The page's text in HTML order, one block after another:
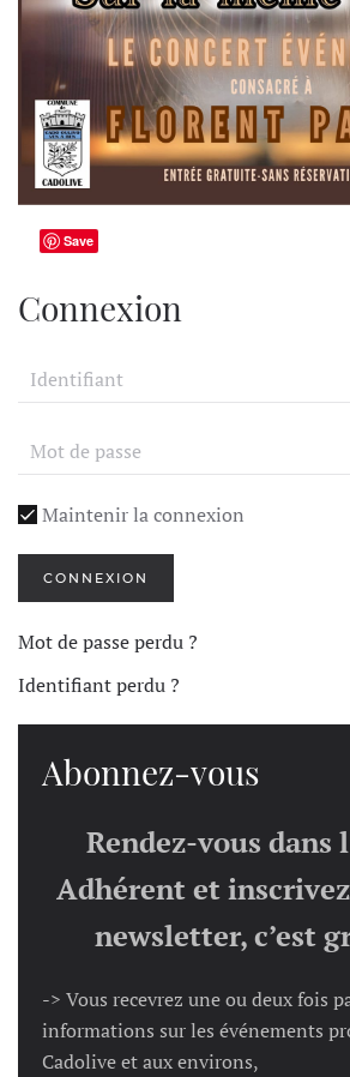
Save
Connexion
Maintenir la connexion
CONNEXION
Mot de passe perdu ?
Identifiant perdu ?
Abonnez-vous
Rendez-vous dans
Adhérent et
newsletter, c’est
-> Vous recevrez une ou deux fois
informations sur les événements
Cadolive et aux environs,